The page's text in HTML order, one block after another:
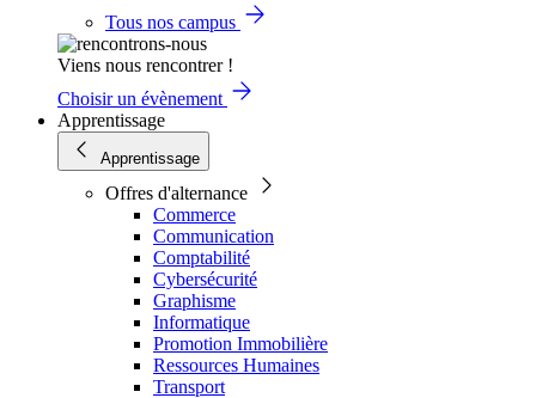
Tous nos campus
Viens nous rencontrer !
Choisir un évènement
Apprentissage
Apprentissage
Offres d'alternance
Commerce
Communication
Comptabilité
Cybersécurité
Graphisme
Informatique
Promotion Immobilière
Ressources Humaines
Transport